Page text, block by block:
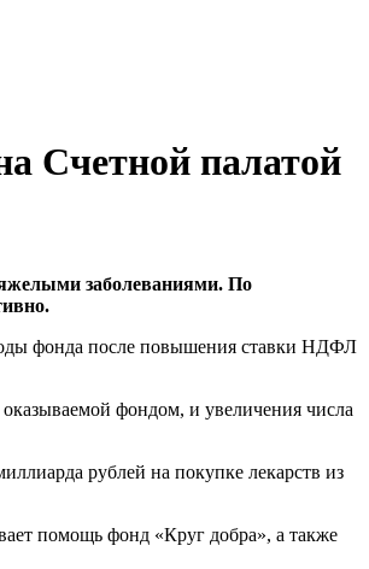
Счетной палатой
заболеваниями. По
фонда после повышения ставки НДФЛ
фондом, и увеличения числа
рублей на покупке лекарств из
помощь фонд «Круг добра», а также